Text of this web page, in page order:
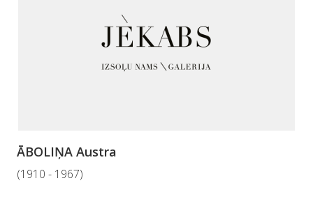
ĀBOLIŅA Austra
(1910 - 1967)